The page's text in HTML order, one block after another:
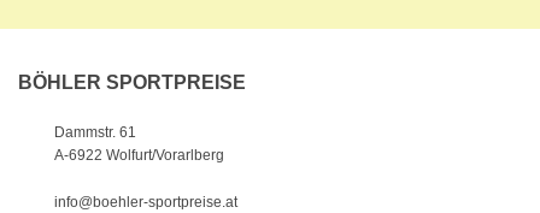
BÖHLER SPORTPREISE
Dammstr. 61
A-6922 Wolfurt/Vorarlberg
info@boehler-sportpreise.at